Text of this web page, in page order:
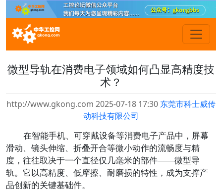
微型导轨在消费电子领域如何凸显高精度技
术？
http://www.gkong.com 2025-07-18 17:30 东莞市科士威传
动科技有限公司
在智能手机、可穿戴设备等消费电子产品中，屏幕
滑动、镜头伸缩、折叠开合等微小动作的流畅度与精
度，往往取决于一个直径仅几毫米的部件——微型导
轨。它以高精度、低摩擦、耐磨损的特性，成为支撑产
品创新的关键基础件。